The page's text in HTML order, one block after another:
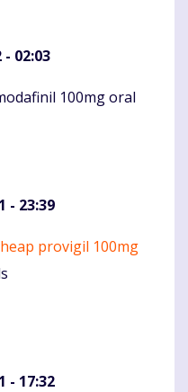
- 02:03
100mg oral
- 23:39
provigil 100mg
- 17:32